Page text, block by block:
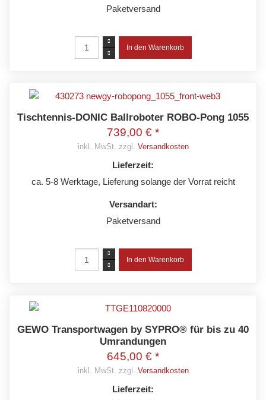
Paketversand
Tischtennis-DONIC Ballroboter ROBO-Pong 1055
739,00 € *
inkl. MwSt. zzgl. Versandkosten
Lieferzeit:
ca. 5-8 Werktage, Lieferung solange der Vorrat reicht
Versandart:
Paketversand
GEWO Transportwagen by SYPRO® für bis zu 40
Umrandungen
645,00 € *
inkl. MwSt. zzgl. Versandkosten
Lieferzeit: